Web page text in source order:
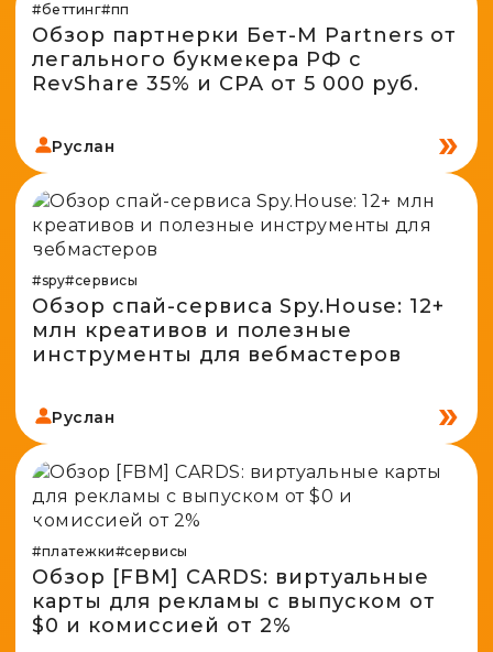
#беттинг#пп
Обзор партнерки Бет-М Partners от
легального букмекера РФ с
RevShare 35% и CPA от 5 000 руб.
Руслан
#spy#сервисы
Обзор спай-сервиса Spy.House: 12+
млн креативов и полезные
инструменты для вебмастеров
Руслан
#платежки#сервисы
Обзор [FBM] CARDS: виртуальные
карты для рекламы с выпуском от
$0 и комиссией от 2%